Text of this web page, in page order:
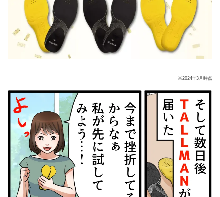
※2024年3月時点